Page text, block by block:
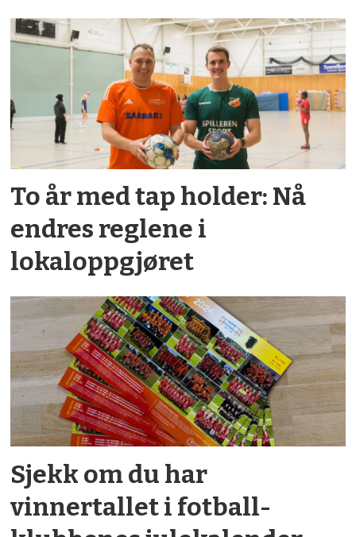
To år med tap holder: Nå
endres reglene i
lokaloppgjøret
Sjekk om du har
vinnertallet i fotball­